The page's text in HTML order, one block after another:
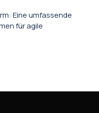
Eine umfassende
für agile